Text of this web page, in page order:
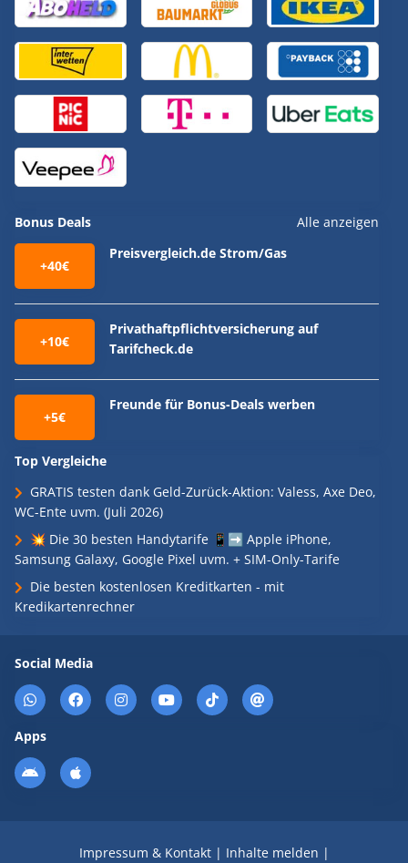
Bonus Deals Alle anzeigen
+40€
Preisvergleich.de Strom/Gas
+10€
Privathaftpflichtversicherung auf
Tarifcheck.de
+5€
Freunde für Bonus-Deals werben
Top Vergleiche
GRATIS testen dank Geld-Zurück-Aktion: Valess, Axe Deo,
WC-Ente uvm. (Juli 2026)
💥 Die 30 besten Handytarife 📱➡️ Apple iPhone,
Samsung Galaxy, Google Pixel uvm. + SIM-Only-Tarife
Die besten kostenlosen Kreditkarten - mit
Kredikartenrechner
Social Media
Apps
Impressum & Kontakt| Inhalte melden |